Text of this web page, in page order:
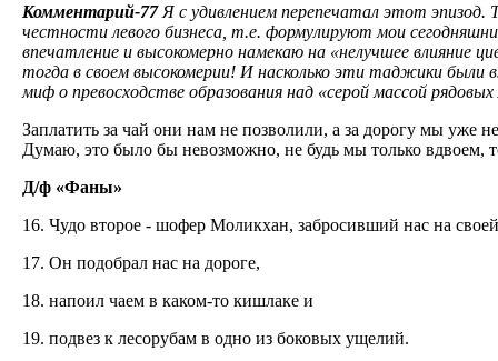
Комментарий-77Я с удивлением перепечатал этот эпизод.
честности левого бизнеса, т.е. формулируют мои
впечатление и высокомерно намекаю на «нелучшее влияние
тогда в своем высокомерии! И насколько эти таджики были
миф о превосходстве образования над «серой массой
Заплатить за чай они нам не позволили, а за дорогу мы уже
Думаю, это было бы невозможно, не будь мы только вдвоем,
Д/ф «Фаны»
16. Чудо второе - шофер Моликхан, забросивший нас на
17. Он подобрал нас на дороге,
18. напоил чаем в каком-то кишлаке и
19. подвез к лесорубам в одно из боковых ущелий.